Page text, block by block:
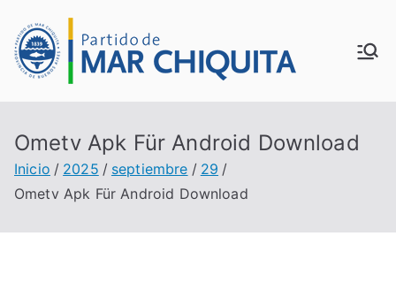
contenido
MUN
ALID
Ometv Apk Für Android Download
Inicio 2025 septiembre
29
Ometv Apk Für Android Download